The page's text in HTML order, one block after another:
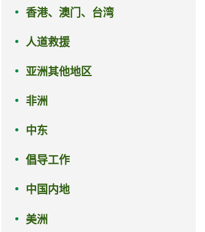
香港、澳门、台湾
人道救援
亚洲其他地区
非洲
中东
倡导工作
中国内地
美洲